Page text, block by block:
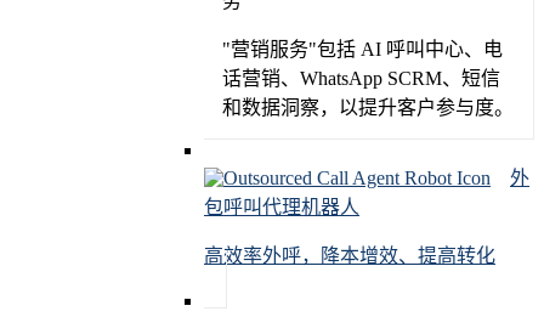
"营销服务"包括 AI 呼叫中心、电
话营销、WhatsApp SCRM、短信
和数据洞察，以提升客户参与度。
外
包呼叫代理机器人
高效率外呼，降本增效、提高转化